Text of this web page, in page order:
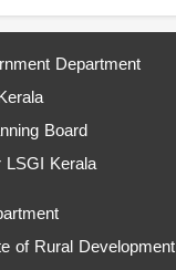
Department
Board
LSGI Kerala
of Rural Development